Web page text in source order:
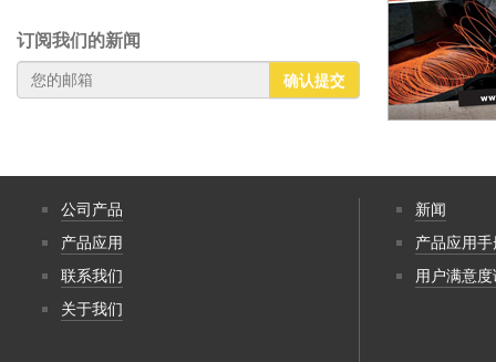
订阅我们的新闻
确认提交
公司产品
产品应用
联系我们
关于我们
新闻
产品应用
用户满意